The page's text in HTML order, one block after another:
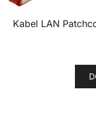
Kabel LAN